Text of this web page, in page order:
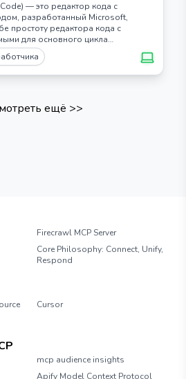
— это редактор кода с
разработанный Microsoft,
простоту редактора кода с
для основного цикла
отладки.
ещё >>
Firecrawl MCP Server
Core Philosophy: Connect, Unify,
Respond
Cursor
mcp audience insights
Apify Model Context Protocol